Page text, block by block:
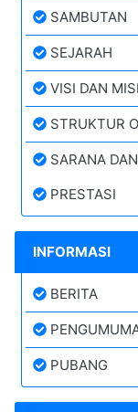
SAMBUTAN
SEJARAH
VISI DAN MISI
STRUKTUR
SARANA
PRESTASI
INFORMASI
BERITA
PUBANG